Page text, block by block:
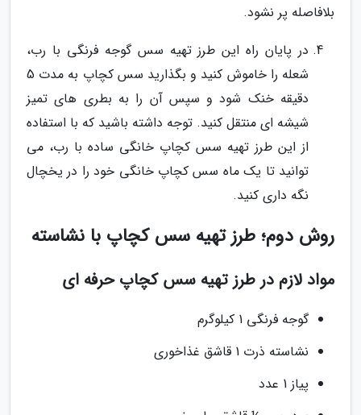
بلافاصله پر نشود.
در پایان راه این طرز تهیه سس گوجه فرنگی با رب،
شعله را خاموش کنید و بگذارید سس کچاپ به مدت 5
دقیقه خنک شود و سپس آن را به بطری های تمیز
شیشه ای منتقل کنید. توجه داشته باشید که با استفاده
از این طرز تهیه سس کچاپ خانگی ساده با رب، می
توانید تا یک ماه سس کچاپ خانگی خود را در یخچال
نگه داری کنید.
روش دوم؛ طرز تهیه سس کچاپ با نشاسته
مواد لازم در طرز تهیه سس کچاپ حرفه ای
گوجه فرنگی 1 کیلوگرم
نشاسته ذرت 1 قاشق غذاخوری
پیاز 1 عدد